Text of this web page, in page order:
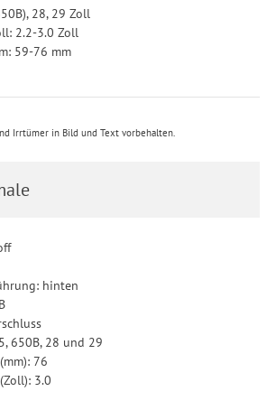
28, 29 Zoll
2.2-3.0 Zoll
59-76 mm
Irrtümer in Bild und Text vorbehalten.
hinten
650B, 28 und 29
76
3.0